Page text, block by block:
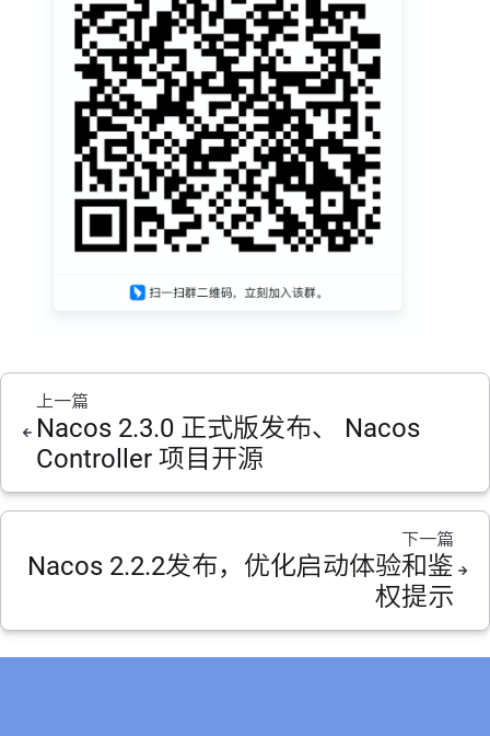
上一篇
Nacos 2.3.0 正式版发布、 Nacos
Controller 项目开源
下一篇
Nacos 2.2.2发布，优化启动体验和鉴
权提示